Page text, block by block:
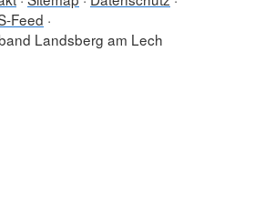
Feed
Landsberg am Lech